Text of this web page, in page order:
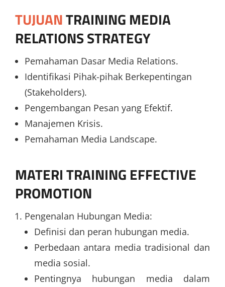
TUJUANTRAINING MEDIA
RELATIONS STRATEGY
Pemahaman Dasar Media Relations.
Identifikasi Pihak-pihak Berkepentingan
(Stakeholders).
Pengembangan Pesan yang Efektif.
Manajemen Krisis.
Pemahaman Media Landscape.
MATERITRAINING EFFECTIVE
PROMOTION
Pengenalan Hubungan Media:
Definisi dan peran hubungan media.
Perbedaan antara media tradisional dan
media sosial.
Pentingnya hubungan media dalam